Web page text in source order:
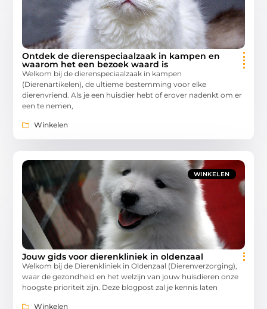
Ontdek de dierenspeciaalzaak in kampen en
waarom het een bezoek waard is
Welkom bij de dierenspeciaalzaak in kampen
(Dierenartikelen), de ultieme bestemming voor elke
dierenvriend. Als je een huisdier hebt of erover nadenkt om er
een te nemen,
Winkelen
WINKELEN
Jouw gids voor dierenkliniek in oldenzaal
Welkom bij de Dierenkliniek in Oldenzaal (Dierenverzorging),
waar de gezondheid en het welzijn van jouw huisdieren onze
hoogste prioriteit zijn. Deze blogpost zal je kennis laten
Winkelen